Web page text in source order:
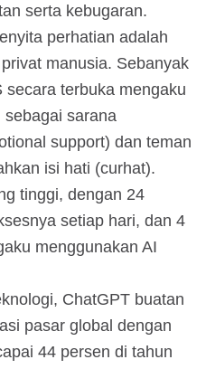
serta kebugaran.
perhatian adalah
manusia. Sebanyak
secara terbuka mengaku
sebagai sarana
support) dan teman
isi hati (curhat).
tinggi, dengan 24
setiap hari, dan 4
menggunakan AI
ChatGPT buatan
pasar global dengan
44 persen di tahun